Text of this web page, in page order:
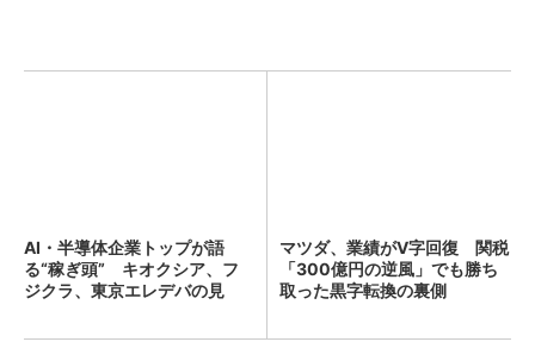
AI・半導体企業トップが語
る“稼ぎ頭” キオクシア、フ
ジクラ、東京エレデバの見
マツダ、業績がV字回復 関税
「300億円の逆風」でも勝ち
取った黒字転換の裏側